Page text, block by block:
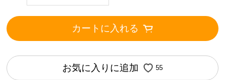
カートに入れる
お気に入りに追加 55